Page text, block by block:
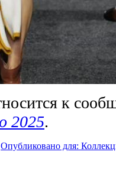
к
2025.
Опубликовано для: